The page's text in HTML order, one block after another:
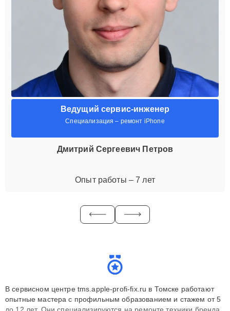
Ведущий сервис-инженер
Специализация – ремонт iPhone
Дмитрий Сергеевич Петров
Опыт работы – 7 лет
В сервисном центре tms.apple-profi-fix.ru в Томске работают
опытные мастера с профильным образованием и стажем от 5
до 12 лет. Они специализируются на ремонте техники бренда